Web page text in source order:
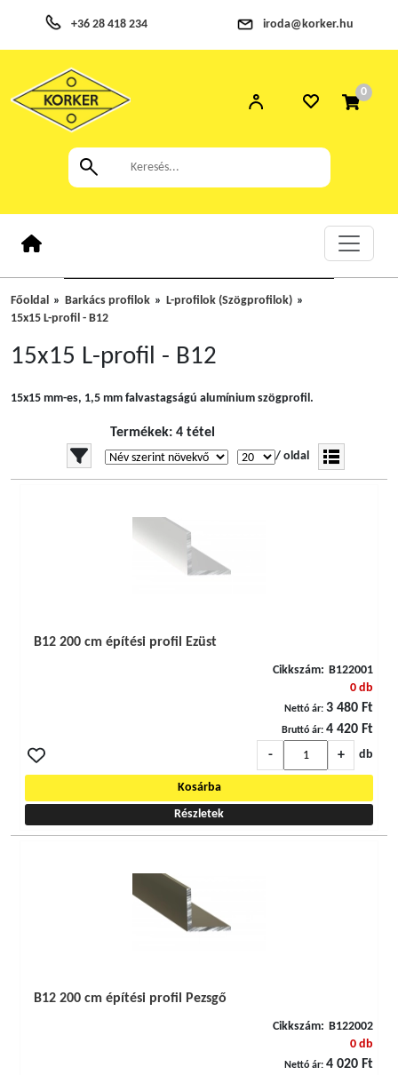
+36 28 418 234 iroda@korker.hu
0
Főoldal Barkács profilok
L-profilok (Szögprofilok)
15x15 L-profil - B12
15x15 L-profil - B12
15x15 mm-es, 1,5 mm falvastagságú alumínium szögprofil.
Termékek: 4 tétel
/ oldal
B12 200 cm építési profil Ezüst
Cikkszám:
B122001
0 db
Nettó ár: 3 480 Ft
Bruttó ár: 4 420 Ft
-
+ db
Kosárba
Részletek
B12 200 cm építési profil Pezsgő
Cikkszám:
B122002
0 db
Nettó ár: 4 020 Ft